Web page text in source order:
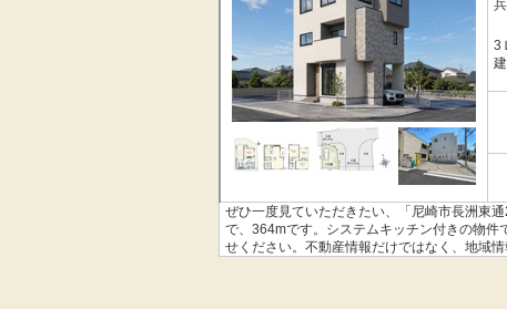
3
ぜひ一度見ていただきたい、「尼崎市長洲東
で、364mです。システムキッチン付きの物
せください。不動産情報だけではなく、地域